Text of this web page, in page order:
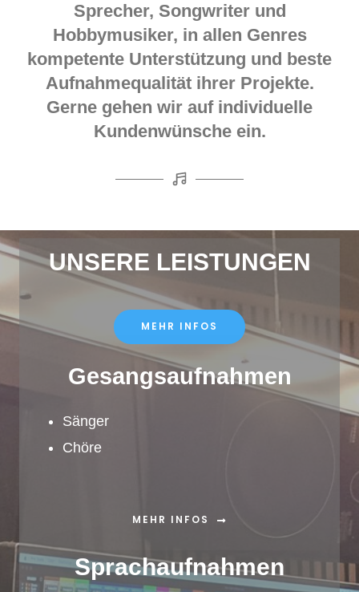
Sprecher, Songwriter und
Hobbymusiker, in allen Genres
kompetente Unterstützung und beste
Aufnahmequalität ihrer Projekte.
Gerne gehen wir auf individuelle
Kundenwünsche ein.
UNSERE LEISTUNGEN
MEHR INFOS
Gesangsaufnahmen
Sänger
Chöre
MEHR INFOS
Sprachaufnahmen